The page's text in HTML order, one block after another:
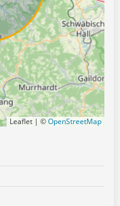
Leaflet | ©OpenStreetMap